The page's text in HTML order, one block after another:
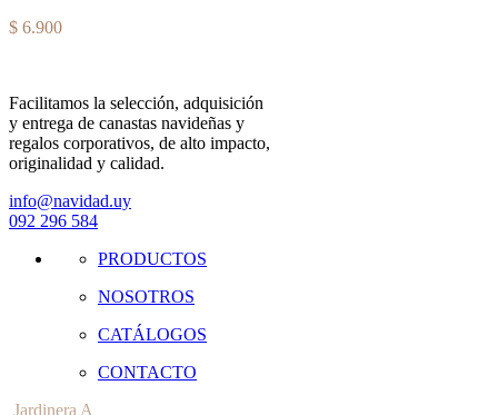
$ 6.900
Facilitamos la selección, adquisición
y entrega de canastas navideñas y
regalos corporativos, de alto impacto,
originalidad y calidad.
info@navidad.uy
092 296 584
PRODUCTOS
NOSOTROS
CATÁLOGOS
CONTACTO
Jardinera A